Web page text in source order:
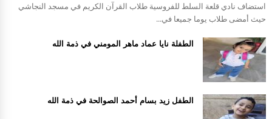
استضاف نادي قلعة السلط للفروسية طلاب القرآن الكريم في مسجد النجاشي
حيث أمضى طلاب يوما جميعا في...
الطفلة نايا عماد ماهر المومني في ذمة الله
الطفل زيد بسام أحمد الصوالحة في ذمة الله